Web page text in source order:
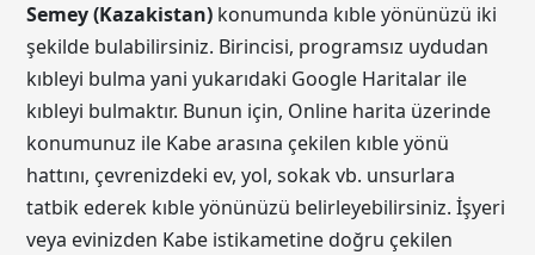
Semey (Kazakistan) konumunda kıble yönünüzü iki
şekilde bulabilirsiniz. Birincisi, programsız uydudan
kıbleyi bulma yani yukarıdaki Google Haritalar ile
kıbleyi bulmaktır. Bunun için, Online harita üzerinde
konumunuz ile Kabe arasına çekilen kıble yönü
hattını, çevrenizdeki ev, yol, sokak vb. unsurlara
tatbik ederek kıble yönünüzü belirleyebilirsiniz. İşyeri
veya evinizden Kabe istikametine doğru çekilen